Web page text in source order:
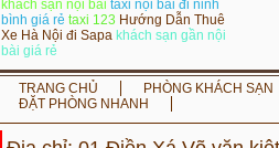
khách sạn nội bài taxi nội bài đi ninh
bình giá rẻ taxi 123 Hướng Dẫn Thuê
Xe Hà Nội đi Sapa khách sạn gần nội
bài giá rẻ
TRANG CHỦ PHÒNG KHÁCH SẠN
ĐẶT PHÒNG NHANH